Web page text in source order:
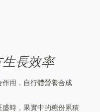
長效率
作用，自行體營養合成
盛時，果實中的糖份累積